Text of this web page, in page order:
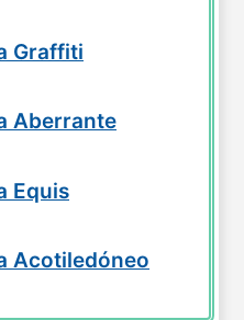
Graffiti
Aberrante
Equis
Acotiledóneo